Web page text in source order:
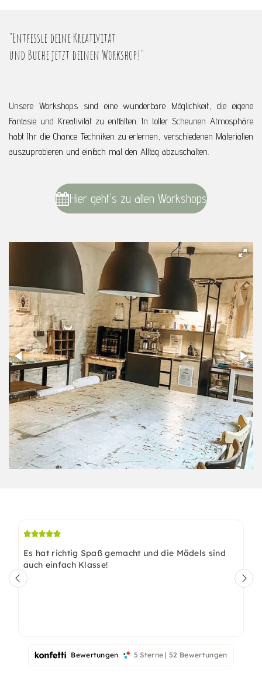
"Entfessle deineKreativität
und Buchejetzt deinen Workshop!"
Unsere Workshops sind eine wunderbare Möglichkeit, die eigene
Fantasie und Kreativität zu entfalten. In toller Scheunen Atmosphäre
habt Ihr die Chance Techniken zu erlernen, verschiedenen Materialien
auszuprobieren und einfach mal den Alltag abzuschalten.
Hier geht's zu allen Workshops